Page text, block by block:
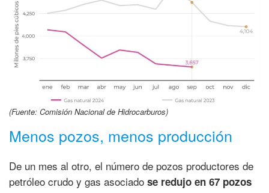
(Fuente: Comisión Nacional de Hidrocarburos)
Menos pozos, menos producción
De un mes al otro, el número de pozos productores de
petróleo crudo y gas asociado se redujo en 67 pozos